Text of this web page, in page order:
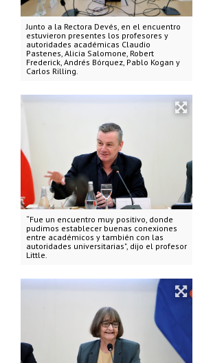
Junto a la Rectora Devés, en el encuentro
estuvieron presentes los profesores y
autoridades académicas Claudio
Pastenes, Alicia Salomone, Robert
Frederick, Andrés Bórquez, Pablo Kogan y
Carlos Rilling.
“Fue un encuentro muy positivo, donde
pudimos establecer buenas conexiones
entre académicos y también con las
autoridades universitarias", dijo el profesor
Little.